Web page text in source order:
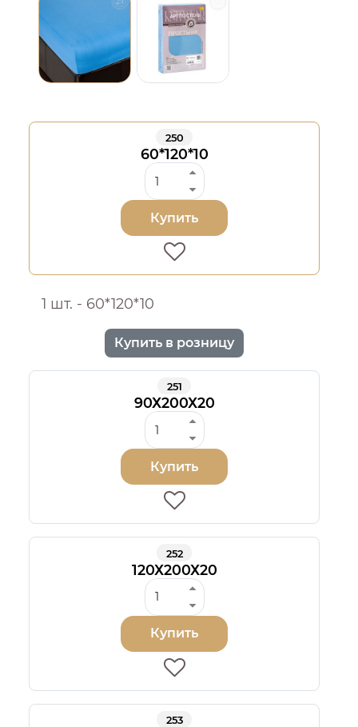
250
60*120*10
Купить
1 шт. - 60*120*10
Купить в розницу
251
90Х200Х20
Купить
252
120Х200Х20
Купить
253